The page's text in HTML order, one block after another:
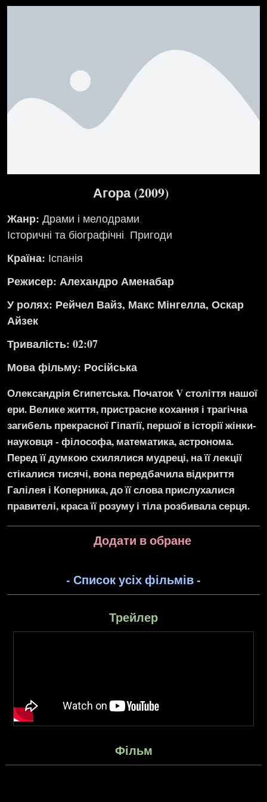
Агора (2009)
Жанр: Драми і мелодрами,
Історичні та біографічні, Пригоди
Країна: Іспанія
Режисер: Алехандро Аменабар
У ролях: Рейчел Вайз, Макс Мінгелла, Оскар
Айзек
Тривалість: 02:07
Мова фільму: Російська
Олександрія Єгипетська. Початок V століття нашої
ери. Велике життя, пристрасне кохання і трагічна
загибель прекрасної Гіпатії, першої в історії жінки-
науковця - філософа, математика, астронома.
Перед її думкою схилялися мудреці, на її лекції
стікалися тисячі, вона передбачила відкриття
Галілея і Коперника, до її слова прислухалися
правителі, краса її розуму і тіла розбивала серця.
Додати в обране
- Список усіх фільмів -
Трейлер
Фільм